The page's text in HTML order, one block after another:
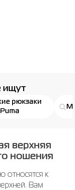
ищут
рюкзаки
Puma
верхняя
ношения
относятся к
Вам